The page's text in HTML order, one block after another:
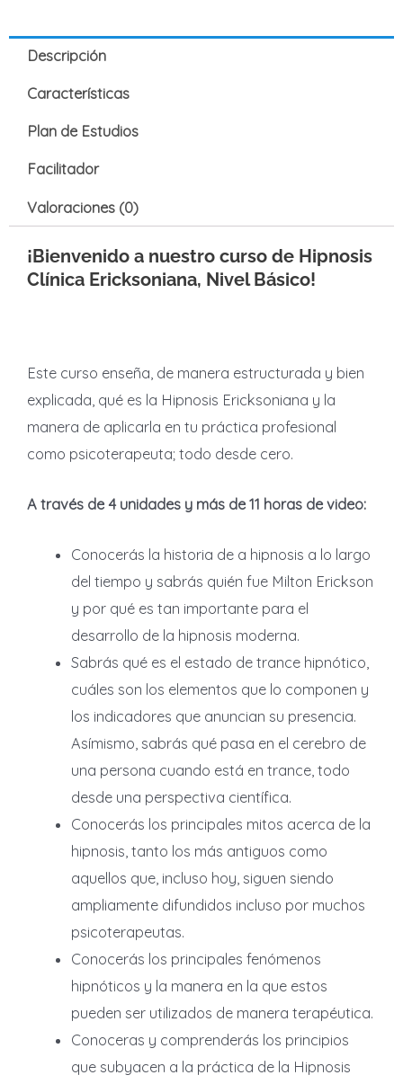
Descripción
Características
Plan de Estudios
Facilitador
Valoraciones (0)
¡Bienvenido a nuestro curso de Hipnosis
Clínica Ericksoniana, Nivel Básico!
Este curso enseña, de manera estructurada y bien
explicada, qué es la Hipnosis Ericksoniana y la
manera de aplicarla en tu práctica profesional
como psicoterapeuta; todo desde cero.
A través de 4 unidades y más de 11 horas de video:
Conocerás la historia de a hipnosis a lo largo
del tiempo y sabrás quién fue Milton Erickson
y por qué es tan importante para el
desarrollo de la hipnosis moderna.
Sabrás qué es el estado de trance hipnótico,
cuáles son los elementos que lo componen y
los indicadores que anuncian su presencia.
Asímismo, sabrás qué pasa en el cerebro de
una persona cuando está en trance, todo
desde una perspectiva científica.
Conocerás los principales mitos acerca de la
hipnosis, tanto los más antiguos como
aquellos que, incluso hoy, siguen siendo
ampliamente difundidos incluso por muchos
psicoterapeutas.
Conocerás los principales fenómenos
hipnóticos y la manera en la que estos
pueden ser utilizados de manera terapéutica.
Conoceras y comprenderás los principios
que subyacen a la práctica de la Hipnosis